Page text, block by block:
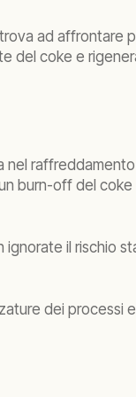
ad affrontare
del coke e
burn-off del
il rischio
dei processi